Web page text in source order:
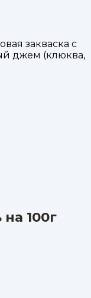
закваска с
джем (клюква,
100г